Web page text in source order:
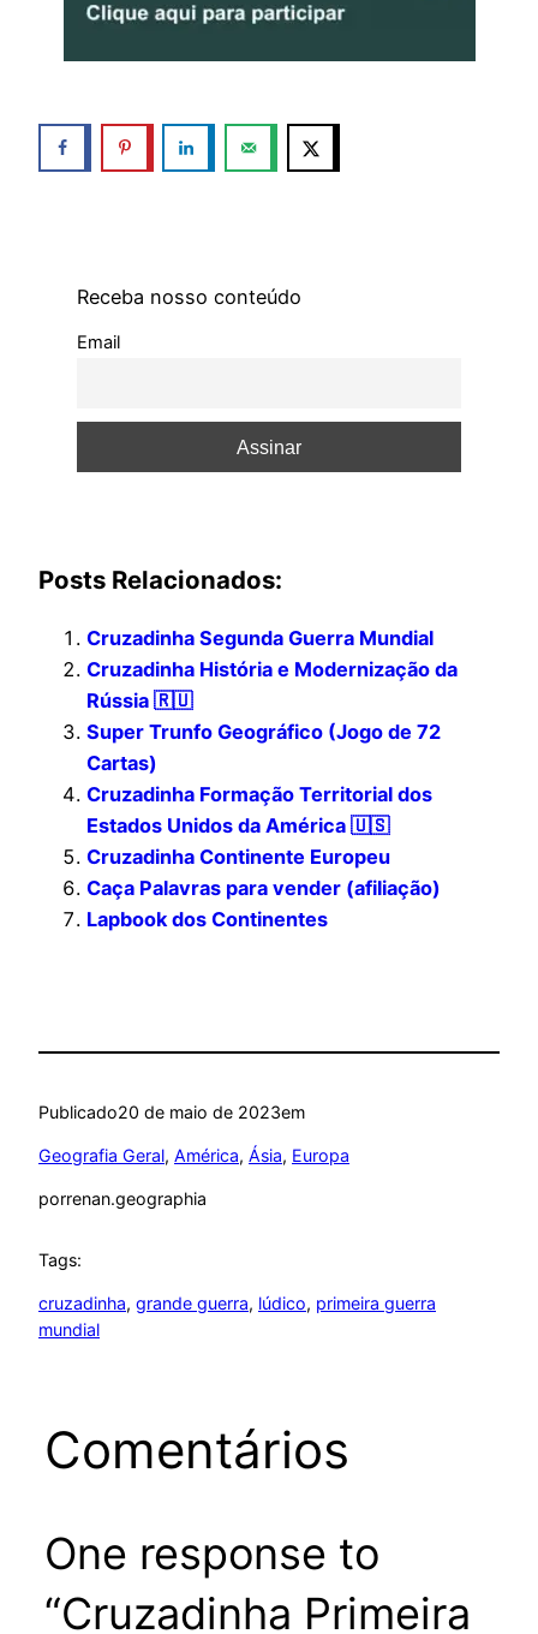
Receba nosso conteúdo
Email
Posts Relacionados:
Cruzadinha Segunda Guerra Mundial
Cruzadinha História e Modernização da
Rússia 🇷🇺
Super Trunfo Geográfico (Jogo de 72
Cartas)
Cruzadinha Formação Territorial dos
Estados Unidos da América 🇺🇸
Cruzadinha Continente Europeu
Caça Palavras para vender (afiliação)
Lapbook dos Continentes
Publicado20 de maio de 2023em
Geografia Geral, América, Ásia, Europa
porrenan.geographia
Tags:
cruzadinha, grande guerra, lúdico, primeira guerra
mundial
Comentários
One response to
“Cruzadinha Primeira